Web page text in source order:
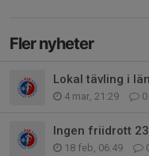
Fler nyheter
Lokal tävling i
4 mar, 21:29 0
Ingen friidrott
18 feb, 06:49